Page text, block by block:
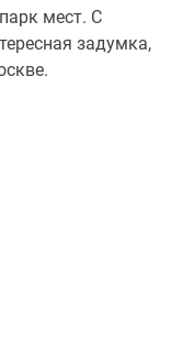
мест. С
задумка,